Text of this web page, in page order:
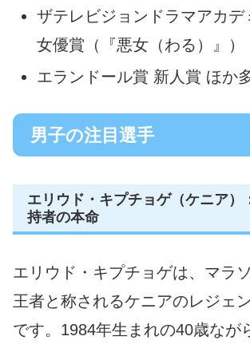
ザテレビジョンドラマアカデ
女優賞（『悪女（わる）』）
エランドール賞 新人賞 ほか
男子の注目選手
エリウド・キプチョゲ（ケニア）
持者の本命
エリウド・キプチョゲは、マラ
王者と称されるケニアのレジェ
です。1984年生まれの40歳なが